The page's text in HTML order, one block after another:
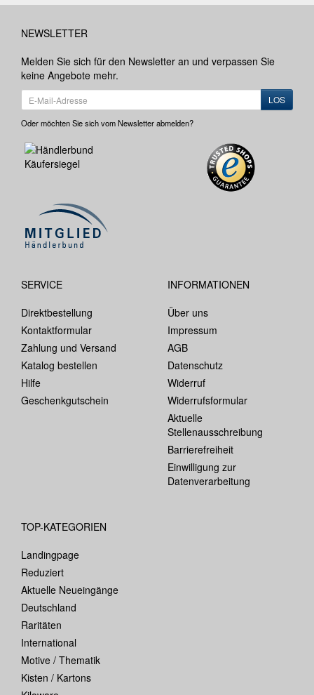
NEWSLETTER
Melden Sie sich für den Newsletter an und verpassen Sie
keine Angebote mehr.
LOS
Oder möchten Sie sich vom Newsletter abmelden?
SERVICE
Direktbestellung
Kontaktformular
Zahlung und Versand
Katalog bestellen
Hilfe
Geschenkgutschein
INFORMATIONEN
Über uns
Impressum
AGB
Datenschutz
Widerruf
Widerrufsformular
Aktuelle
Stellenausschreibung
Barrierefreiheit
Einwilligung zur
Datenverarbeitung
TOP-KATEGORIEN
Landingpage
Reduziert
Aktuelle Neueingänge
Deutschland
Raritäten
International
Motive / Thematik
Kisten / Kartons